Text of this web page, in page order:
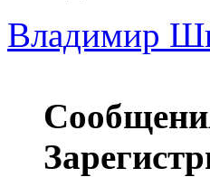
Владимир